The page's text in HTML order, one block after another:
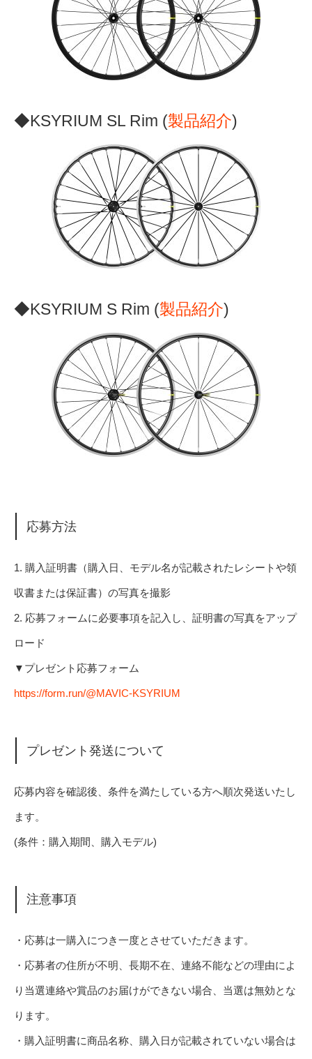
◆KSYRIUM SL Rim (製品紹介)
◆KSYRIUM S Rim (製品紹介)
応募方法
1. 購入証明書（購入日、モデル名が記載されたレシートや領
収書または保証書）の写真を撮影
2. 応募フォームに必要事項を記入し、証明書の写真をアップ
ロード
▼プレゼント応募フォーム
https://form.run/@MAVIC-KSYRIUM
プレゼント発送について
応募内容を確認後、条件を満たしている方へ順次発送いたし
ます。
(条件：購入期間、購入モデル)
注意事項
・応募は一購入につき一度とさせていただきます。
・応募者の住所が不明、長期不在、連絡不能などの理由によ
り当選連絡や賞品のお届けができない場合、当選は無効とな
ります。
・購入証明書に商品名称、購入日が記載されていない場合は